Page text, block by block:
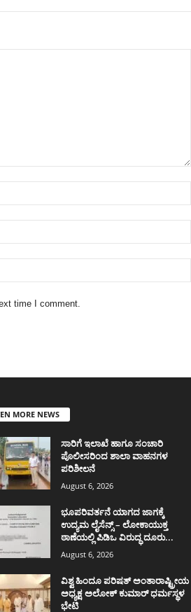
time I comment.
MORE NEWS
ಸಾರಿಗೆ ಇಲಾಖೆ ಹಾಗೂ ಸಂಚಾರಿ
ಪೊಲೀಸರಿಂದ ಶಾಲಾ ವಾಹನಗಳ
ಪರಿಶೀಲನೆ
August 6, 2026
ಭೂಪರಿವರ್ತನೆ ಯಾಗದ ಜಾಗಕ್ಕೆ
ಉದ್ಯಮ ಲೈಸೆನ್ಸ್ – ಲೋಕಾಯುಕ್ತ
ಠಾಣೆಯಲ್ಲಿ ಪಿಡಿಒ ವಿರುದ್ಧ ದೂರು...
August 6, 2026
ವಿಶ್ವ ಹಿಂದೂ ಪರಿಷತ್ ಅಂತಾರಾಷ್ಟ್ರೀಯ
ಅಧ್ಯಕ್ಷ ಅಲೋಕ್ ಕುಮಾರ್ ಧರ್ಮಸ್ಥಳ
ಭೇಟಿ